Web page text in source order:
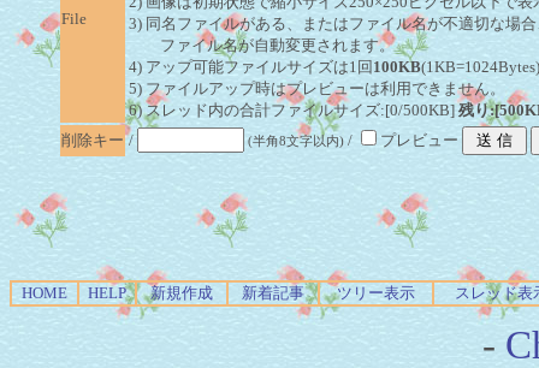
File
3) 同名ファイルがある、またはファイル名が不適切な場
ファイル名が自動変更されます。
4) アップ可能ファイルサイズは1回 100KB
5) ファイルアップ時はプレビューは利用できません。
6) スレッド内の合計ファイルサイズ:[0/500KB] 残り
削除キー / (半角8文字以内) / プレビュー
HOME HELP 新規作成 新着記事 ツリー表示 スレッド表
-